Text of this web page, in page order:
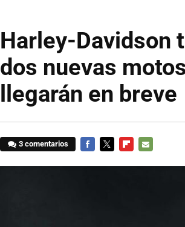
Harley-Davidson
dos nuevas
llegarán en breve
3 comentarios